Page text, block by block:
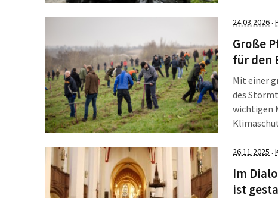
Fussball-
24.03.2026·
Große
für den
Mit einer
des
wichtigen
26.11.2025 ·
Im
ist